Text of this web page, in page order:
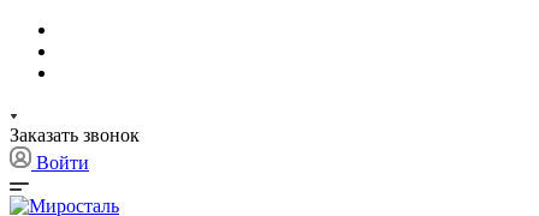
Заказать звонок
Войти